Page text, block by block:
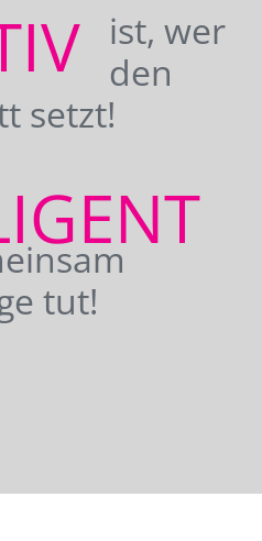
ist, wer
den
setzt!
tut!